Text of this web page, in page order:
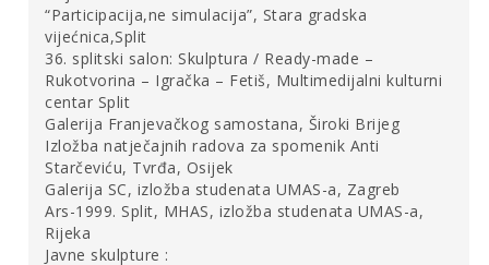
Dakle, osim što je i sam neka vrsta krajolika, prostor
posjeduje i vlastiti „značenjski krajolik“. U prilog tome
govore znanstvena područja u humanistici koja povezuju
geografske jedinice i lokalitete s ljudskom psihom i
kulturom. Slučajno ili ne, višegodišnja migracija
započela je od „kuće za životinje“, nekada bivše
austrougarske konjušnice, a sada „kuće za umjetnost i
ljude“ Laube. Trenutno je okončana boravkom u, ovisno o
vrsti diskursa, podrumima ili supstrukcijama
Dioklecijanove palače. Oni su izvorno služili kao
“Participacija,ne simulacija”, Stara gradska
vijećnica,Split
36. splitski salon: Skulptura / Ready-made –
Rukotvorina – Igračka – Fetiš, Multimedijalni kulturni
centar Split
Galerija Franjevačkog samostana, Široki Brijeg
Izložba natječajnih radova za spomenik Anti
Starčeviću, Tvrđa, Osijek
Galerija SC, izložba studenata UMAS-a, Zagreb
Ars-1999. Split, MHAS, izložba studenata UMAS-a,
Rijeka
Javne skulpture :